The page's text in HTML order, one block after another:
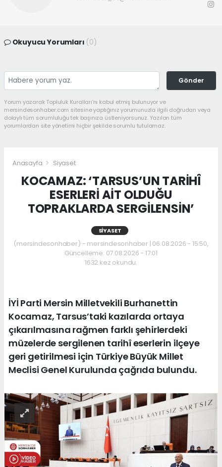
Okuyucu Yorumları (0)
Gönder
Yorum yazarak Topluluk Kuralları’nı kabul etmiş bulunuyor ve
mersindesonhaber.com sitesine yaptığınız yorumunuzla ilgili doğrudan veya
dolaylı tüm sorumluluğu tek başınıza üstleniyorsunuz. Yazılan tüm
yorumlardan site yönetimi hiçbir şekilde sorumlu tutulamaz.
Anasayfa Siyaset
KOCAMAZ: ‘TARSUS’UN TARİHÎ
ESERLERİ AİT OLDUĞU
TOPRAKLARDA SERGİLENSİN’
SIYASET
(mersindesonhaber) - mersindesonhaber | 06.08.2026 - 15:50,
Güncelleme: 07.08.2026 - 17:01
1632 kez okundu.
İYİ Parti Mersin Milletvekili Burhanettin
Kocamaz, Tarsus’taki kazılarda ortaya
çıkarılmasına rağmen farklı şehirlerdeki
müzelerde sergilenen tarihî eserlerin ilçeye
geri getirilmesi için Türkiye Büyük Millet
Meclisi Genel Kurulunda çağrıda bulundu.